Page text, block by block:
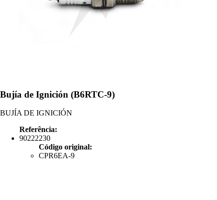
Bujía de Ignición (B6RTC-9)
BUJÍA DE IGNICIÓN
Referência:
90222230
Código original:
CPR6EA-9